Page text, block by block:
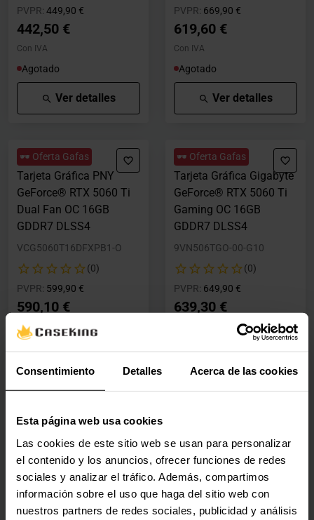
Consentimiento Detalles Acerca de las cookies
Esta página web usa cookies
Las cookies de este sitio web se usan para personalizar
el contenido y los anuncios, ofrecer funciones de redes
sociales y analizar el tráfico. Además, compartimos
información sobre el uso que haga del sitio web con
nuestros partners de redes sociales, publicidad y análisis
PVPR: Precio rebajado desde
449,90 €
442,50 €
Con IVA
Agotado
Ver detalles
PVPR: Precio rebajado desde
669,90 €
619,60 €
Con IVA
Agotado
Ver detalles
🕶️ Oferta Gafas
Tarjeta Gráfica PNY
GeForce® RTX 5060 Ti
Dual Fan OC 16GB
GDDR7 DLSS4
VCG5060T16DFXPB1-O
(0)
PVPR: Precio rebajado desde
599,90 €
590,10 €
Con IVA
Ver detalles
🕶️ Oferta Gafas
Tarjeta Gráfica Gigabyte
GeForce® RTX 5060 Ti
Gaming OC 16GB
GDDR7 DLSS4
9VN506TGO-00-G10
(0)
PVPR: Precio rebajado desde
649,90 €
639,30 €
Ver detalles
Tarjeta Gráfica PNY
GeForce® RTX 5060 Ti
Gaming RGB Triple Fan
OC 16GB GDDR7 DLSS4
Tarjeta Gráfica PNY
GeForce® RTX 5060 Ti
Dual Fan OC 8GB
GDDR7 DLSS4